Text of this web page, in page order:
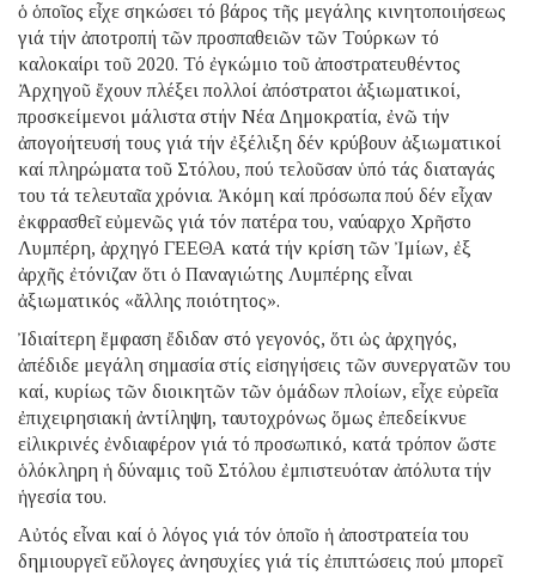
ὁ ὁποῖος εἶχε σηκώσει τό βάρος τῆς μεγάλης κινητοποιήσεως
γιά τήν ἀποτροπή τῶν προσπαθειῶν τῶν Τούρκων τό
καλοκαίρι τοῦ 2020. Τό ἐγκώμιο τοῦ ἀποστρατευθέντος
Ἀρχηγοῦ ἔχουν πλέξει πολλοί ἀπόστρατοι ἀξιωματικοί,
προσκείμενοι μάλιστα στήν Νέα Δημοκρατία, ἐνῶ τήν
ἀπογοήτευσή τους γιά τήν ἐξέλιξη δέν κρύβουν ἀξιωματικοί
καί πληρώματα τοῦ Στόλου, πού τελοῦσαν ὑπό τάς διαταγάς
του τά τελευταῖα χρόνια. Ἀκόμη καί πρόσωπα πού δέν εἶχαν
ἐκφρασθεῖ εὐμενῶς γιά τόν πατέρα του, ναύαρχο Χρῆστο
Λυμπέρη, ἀρχηγό ΓΕΕΘΑ κατά τήν κρίση τῶν Ἰμίων, ἐξ
ἀρχῆς ἐτόνιζαν ὅτι ὁ Παναγιώτης Λυμπέρης εἶναι
ἀξιωματικός «ἄλλης ποιότητος».
Ἰδιαίτερη ἔμφαση ἔδιδαν στό γεγονός, ὅτι ὡς ἀρχηγός,
ἀπέδιδε μεγάλη σημασία στίς εἰσηγήσεις τῶν συνεργατῶν του
καί, κυρίως τῶν διοικητῶν τῶν ὁμάδων πλοίων, εἶχε εὐρεῖα
ἐπιχειρησιακή ἀντίληψη, ταυτοχρόνως ὅμως ἐπεδείκνυε
εἰλικρινές ἐνδιαφέρον γιά τό προσωπικό, κατά τρόπον ὥστε
ὁλόκληρη ἡ δύναμις τοῦ Στόλου ἐμπιστευόταν ἀπόλυτα τήν
ἡγεσία του.
Αὐτός εἶναι καί ὁ λόγος γιά τόν ὁποῖο ἡ ἀποστρατεία του
δημιουργεῖ εὔλογες ἀνησυχίες γιά τίς ἐπιπτώσεις πού μπορεῖ